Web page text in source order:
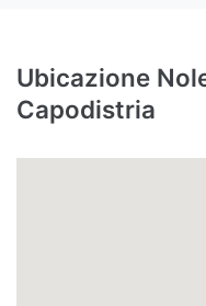
Ubicazione
Capodistria